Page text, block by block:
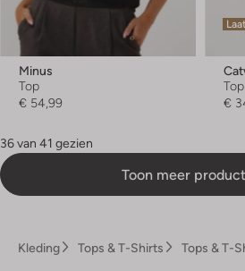
Minus
Top
€ 54,99
Top
€
36 van 41 gezien
Toon meer
Kleding Tops & T-Shirts Tops & T-